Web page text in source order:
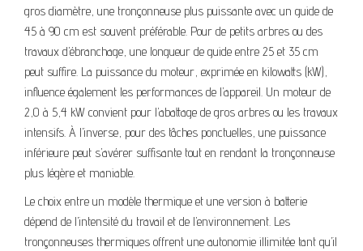
gros diamètre, une tronçonneuse plus puissante avec un guide de
45 à 90 cm est souvent préférable. Pour de petits arbres ou des
travaux d’ébranchage, une longueur de guide entre 25 et 35 cm
peut suffire. La puissance du moteur, exprimée en kilowatts (kW),
influence également les performances de l’appareil. Un moteur de
2,0 à 5,4 kW convient pour l’abattage de gros arbres ou les travaux
intensifs. À l’inverse, pour des tâches ponctuelles, une puissance
inférieure peut s’avérer suffisante tout en rendant la tronçonneuse
plus légère et maniable.
Le choix entre un modèle thermique et une version à batterie
dépend de l’intensité du travail et de l’environnement. Les
tronçonneuses thermiques offrent une autonomie illimitée tant qu’il